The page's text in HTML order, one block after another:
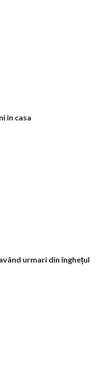
in casa
urmari din înghețul